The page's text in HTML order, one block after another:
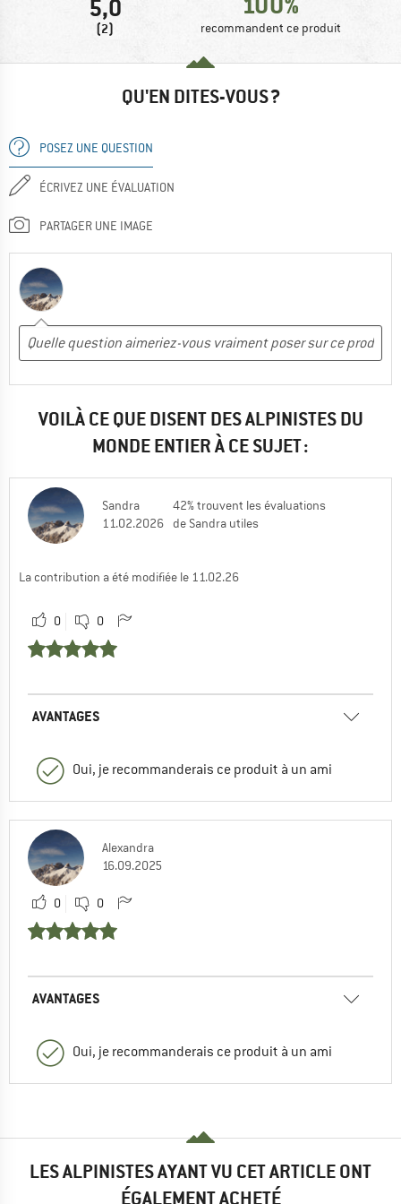
5,0
(2) recommandent ce produit
QU'EN DITES-VOUS ?
POSEZ UNE QUESTION
ÉCRIVEZ UNE ÉVALUATION
PARTAGER UNE IMAGE
VOILÀ CE QUE DISENT DES ALPINISTES DU
MONDE ENTIER À CE SUJET :
Sandra
11.02.2026
42% trouvent les évaluations
de Sandra utiles
La contribution a été modifiée le 11.02.26
0 0
AVANTAGES
Oui, je recommanderais ce produit à un ami
Alexandra
16.09.2025
0 0
AVANTAGES
Oui, je recommanderais ce produit à un ami
LES ALPINISTES AYANT VU CET ARTICLE ONT
ÉGALEMENT ACHETÉ